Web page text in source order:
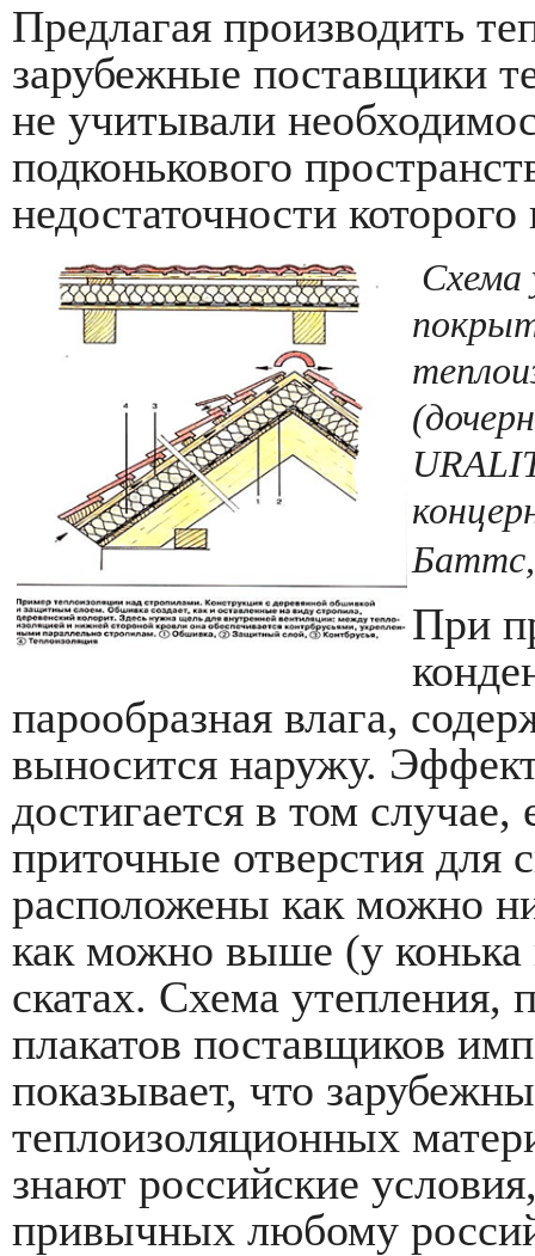
Предлагая производить
зарубежные поставщики
не учитывали
подконькового
недостаточности
Схема
При
парообразная влага,
выносится наружу.
достигается в том
приточные отверстия для
расположены как можно
как можно выше (у
скатах. Схема утепления,
плакатов поставщиков
показывает, что
теплоизоляционных
знают российские
привычных любому